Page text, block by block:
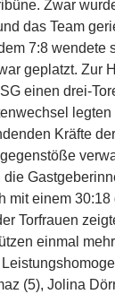
Zwar
das Team
7:8 wendete
geplatzt. Zur
einen drei-
Kräfte
mit einem
Torfrauen
einmal
(5), Jolina